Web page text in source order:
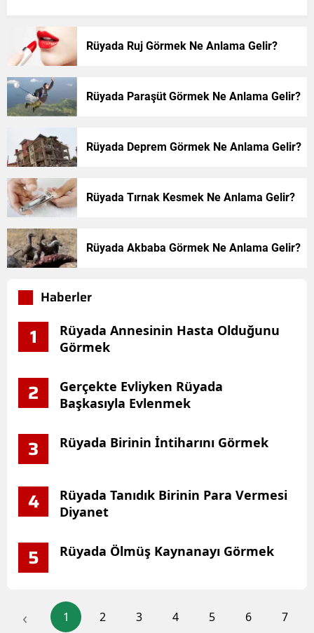
Rüyada Ruj Görmek Ne Anlama Gelir?
Rüyada Paraşüt Görmek Ne Anlama Gelir?
Rüyada Deprem Görmek Ne Anlama Gelir?
Rüyada Tırnak Kesmek Ne Anlama Gelir?
Rüyada Akbaba Görmek Ne Anlama Gelir?
Haberler
1
Rüyada Annesinin Hasta Olduğunu
Görmek
2
Gerçekte Evliyken Rüyada
Başkasıyla Evlenmek
3 Rüyada Birinin İntiharını Görmek
4
Rüyada Tanıdık Birinin Para Vermesi
Diyanet
5 Rüyada Ölmüş Kaynanayı Görmek
‹ 1 2 3 4 5 6
7